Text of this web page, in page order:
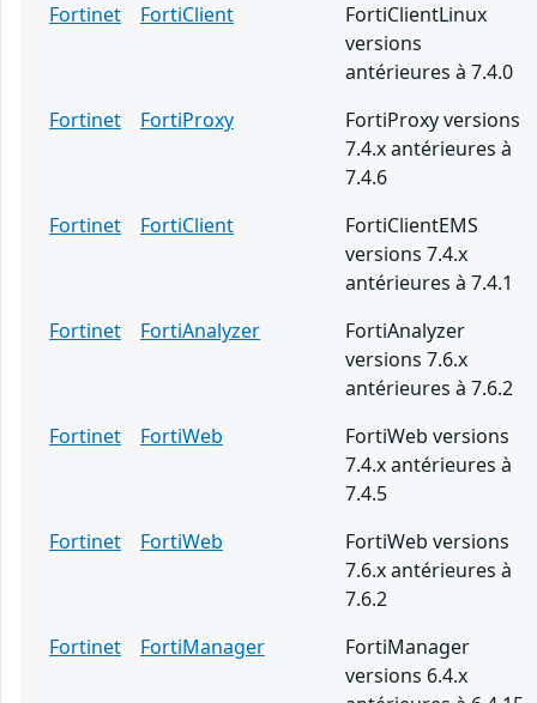
Fortinet
FortiClient
FortiClientLinux
versions
antérieures à 7.4.0
Fortinet
FortiProxy
FortiProxy versions
7.4.x antérieures à
7.4.6
Fortinet
FortiClient
FortiClientEMS
versions 7.4.x
antérieures à 7.4.1
Fortinet
FortiAnalyzer
FortiAnalyzer
versions 7.6.x
antérieures à 7.6.2
Fortinet
FortiWeb
FortiWeb versions
7.4.x antérieures à
7.4.5
Fortinet
FortiWeb
FortiWeb versions
7.6.x antérieures à
7.6.2
Fortinet
FortiManager
FortiManager
versions 6.4.x